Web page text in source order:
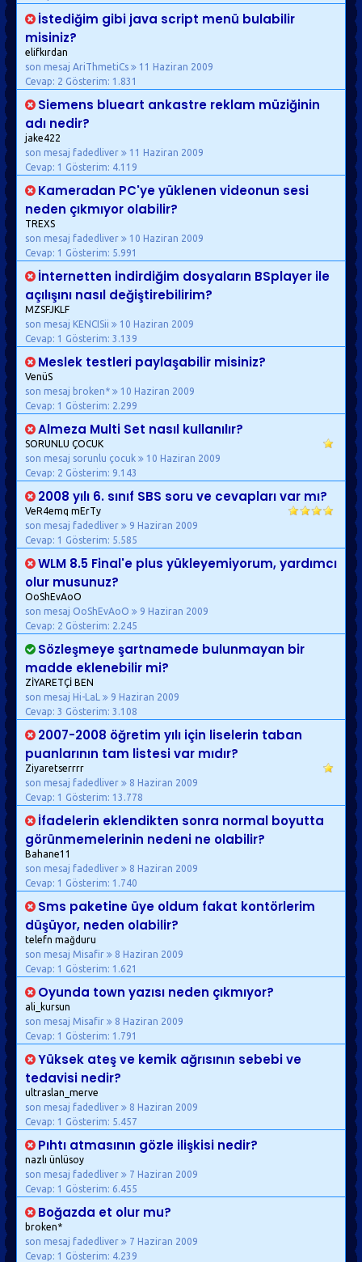
İstediğim gibi java script menü bulabilir
misiniz?
elifkırdan
son mesaj AriThmetiCs
11 Haziran 2009
Cevap: 2 Gösterim: 1.831
Siemens blueart ankastre reklam müziğinin
adı nedir?
jake422
son mesaj fadedliver
11 Haziran 2009
Cevap: 1 Gösterim: 4.119
Kameradan PC'ye yüklenen videonun sesi
neden çıkmıyor olabilir?
TREXS
son mesaj fadedliver
10 Haziran 2009
Cevap: 1 Gösterim: 5.991
İnternetten indirdiğim dosyaların BSplayer ile
açılışını nasıl değiştirebilirim?
MZSFJKLF
son mesaj KENCISii
10 Haziran 2009
Cevap: 1 Gösterim: 3.139
Meslek testleri paylaşabilir misiniz?
VenüS
son mesaj broken*
10 Haziran 2009
Cevap: 1 Gösterim: 2.299
Almeza Multi Set nasıl kullanılır?
SORUNLU ÇOCUK
son mesaj sorunlu çocuk
10 Haziran 2009
Cevap: 2 Gösterim: 9.143
2008 yılı 6. sınıf SBS soru ve cevapları var mı?
VeR4emq mErTy
son mesaj fadedliver
9 Haziran 2009
Cevap: 1 Gösterim: 5.585
WLM 8.5 Final'e plus yükleyemiyorum, yardımcı
olur musunuz?
OoShEvAoO
son mesaj OoShEvAoO
9 Haziran 2009
Cevap: 2 Gösterim: 2.245
Sözleşmeye şartnamede bulunmayan bir
madde eklenebilir mi?
ZİYARETÇİ BEN
son mesaj Hi-LaL
9 Haziran 2009
Cevap: 3 Gösterim: 3.108
2007-2008 öğretim yılı için liselerin taban
puanlarının tam listesi var mıdır?
Ziyaretserrrr
son mesaj fadedliver
8 Haziran 2009
Cevap: 1 Gösterim: 13.778
İfadelerin eklendikten sonra normal boyutta
görünmemelerinin nedeni ne olabilir?
Bahane11
son mesaj fadedliver
8 Haziran 2009
Cevap: 1 Gösterim: 1.740
Sms paketine üye oldum fakat kontörlerim
düşüyor, neden olabilir?
telefn mağduru
son mesaj Misafir
8 Haziran 2009
Cevap: 1 Gösterim: 1.621
Oyunda town yazısı neden çıkmıyor?
ali_kursun
son mesaj Misafir
8 Haziran 2009
Cevap: 1 Gösterim: 1.791
Yüksek ateş ve kemik ağrısının sebebi ve
tedavisi nedir?
ultraslan_merve
son mesaj fadedliver
8 Haziran 2009
Cevap: 1 Gösterim: 5.457
Pıhtı atmasının gözle ilişkisi nedir?
nazlı ünlüsoy
son mesaj fadedliver
7 Haziran 2009
Cevap: 1 Gösterim: 6.455
Boğazda et olur mu?
broken*
son mesaj fadedliver
7 Haziran 2009
Cevap: 1 Gösterim: 4.239